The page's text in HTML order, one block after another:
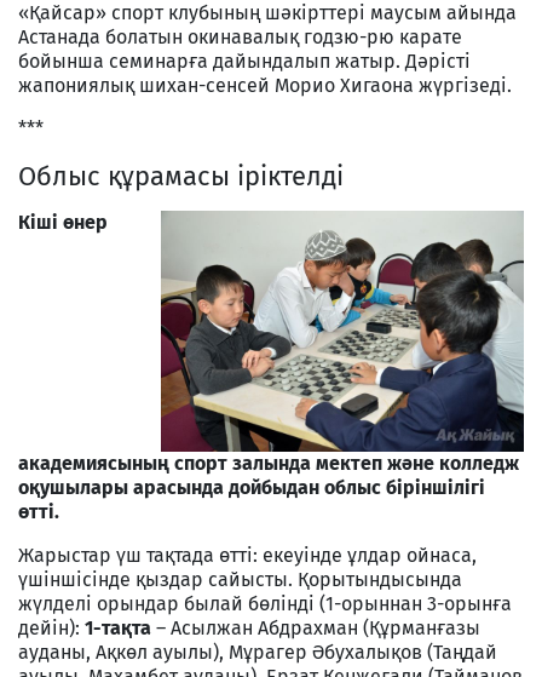
«Қайсар» спорт клубының шәкірттері маусым айында
Астанада болатын окинавалық годзю-рю карате
бойынша семинарға дайындалып жатыр. Дәрісті
жапониялық шихан-сенсей Морио Хигаона жүргізеді.
***
Облыс құрамасы іріктелді
Кіші өнер
академиясының спорт залында мектеп және колледж
оқушылары арасында дойбыдан облыс біріншілігі
өтті.
Жарыстар үш тақтада өтті: екеуінде ұлдар ойнаса,
үшіншісінде қыздар сайысты. Қорытындысында
жүлделі орындар былай бөлінді (1-орыннан 3-орынға
дейін): 1-тақта – Асылжан Абдрахман (Құрманғазы
ауданы, Ақкөл ауылы), Мұрагер Әбухалықов (Таңдай